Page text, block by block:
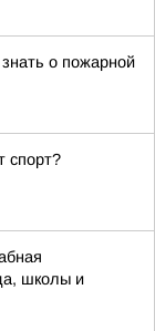
о пожарной
спорт?
школы и